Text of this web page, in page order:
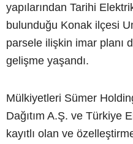
yapılarından Tarihi
bulunduğu Konak ilçesi
parsele ilişkin imar planı
gelişme yaşandı.
Mülkiyetleri Sümer
Dağıtım A.Ş. ve Türkiye
kayıtlı olan ve